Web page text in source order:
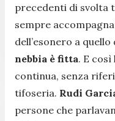
precedenti di svolta
sempre
dell’esonero a quello
nebbia è fitta. E
continua, senza
tifoseria. Rudi
persone che